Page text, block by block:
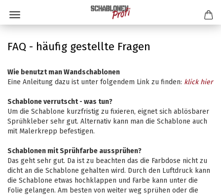
FAQ - häufig gestellte Fragen
Wie benutzt man Wandschablonen
Eine Anleitung dazu ist unter folgendem Link zu finden: klick hier
Schablone verrutscht - was tun?
Um die Schablone kurzfristig zu fixieren, eignet sich ablösbarer
Sprühkleber sehr gut. Alternativ kann man die Schablone auch
mit Malerkrepp befestigen.
Schablonen mit Sprühfarbe aussprühen?
Das geht sehr gut. Da ist zu beachten das die Farbdose nicht zu
dicht an die Schablone gehalten wird. Durch den Luftdruck kann
die Schablone etwas hochklappen und Farbe kann unter die
Folie gelangen. Am besten von weiter weg sprühen oder die